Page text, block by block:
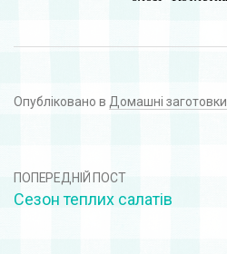
Опубліковано в Домашні заготовки
ПОПЕРЕДНІЙ ПОСТ
Сезон теплих салатів